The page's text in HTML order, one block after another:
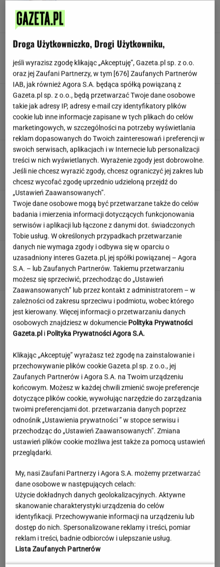
W USA szykują przepis, który może zmienić
Huczne świętowanie, a potem
perturbacje. Polacy zapamiętają ten wyjazd na
długo
SUBSKRYPCJA
Śmierć Marii Zięby w "Na Wspólnej" to
ponury żart. Scenarzysta popłynął
ZUZANNA KWASEK
Sensacyjne odkrycie w Gdańsku. Pod "Misiem"
czekał historyczny skarb
Angelina Jolie pod presją. Brad Pitt domaga
się ujawnienia dokumentów
Sprawdzili biżuterię. Normy bezpieczeństwa
przekroczono setki razy
Jerzy Zięba w Kancelarii Prezydenta.
"Fantastyczne spotkanie"
Droga Użytkowniczko, Drogi Użytkowniku,
jeśli wyrazisz zgodę klikając „Akceptuję”, Gazeta.pl sp. z o.o.
oraz jej Zaufani Partnerzy, w tym [676] Zaufanych Partnerów
IAB, jak również Agora S.A. będąca spółką powiązaną z
Gazeta.pl sp. z o.o., będą przetwarzać Twoje dane osobowe
takie jak adresy IP, adresy e-mail czy identyfikatory plików
cookie lub inne informacje zapisane w tych plikach do celów
marketingowych, w szczególności na potrzeby wyświetlania
reklam dopasowanych do Twoich zainteresowań i preferencji w
swoich serwisach, aplikacjach i w Internecie lub personalizacji
treści w nich wyświetlanych. Wyrażenie zgody jest dobrowolne.
Jeśli nie chcesz wyrazić zgody, chcesz ograniczyć jej zakres lub
chcesz wycofać zgodę uprzednio udzieloną przejdź do
„Ustawień Zaawansowanych”.
Twoje dane osobowe mogą być przetwarzane także do celów
badania i mierzenia informacji dotyczących funkcjonowania
serwisów i aplikacji lub łączone z danymi dot. świadczonych
Tobie usług. W określonych przypadkach przetwarzanie
danych nie wymaga zgody i odbywa się w oparciu o
uzasadniony interes Gazeta.pl, jej spółki powiązanej – Agora
S.A. – lub Zaufanych Partnerów. Takiemu przetwarzaniu
możesz się sprzeciwić, przechodząc do „Ustawień
Zaawansowanych” lub przez kontakt z administratorem – w
zależności od zakresu sprzeciwu i podmiotu, wobec którego
jest kierowany. Więcej informacji o przetwarzaniu danych
osobowych znajdziesz w dokumencie Polityka Prywatności
Gazeta.pl i Polityka Prywatności Agora S.A.
Klikając „Akceptuję” wyrażasz też zgodę na zainstalowanie i
przechowywanie plików cookie Gazeta.pl sp. z o.o., jej
Zaufanych Partnerów i Agora S.A. na Twoim urządzeniu
końcowym. Możesz w każdej chwili zmienić swoje preferencje
dotyczące plików cookie, wywołując narzędzie do zarządzania
twoimi preferencjami dot. przetwarzania danych poprzez
odnośnik „Ustawienia prywatności ” w stopce serwisu i
przechodząc do „Ustawień Zaawansowanych”. Zmiana
ustawień plików cookie możliwa jest także za pomocą ustawień
przeglądarki.
My, nasi Zaufani Partnerzy i Agora S.A. możemy przetwarzać
dane osobowe w następujących celach:
Użycie dokładnych danych geolokalizacyjnych. Aktywne
skanowanie charakterystyki urządzenia do celów
identyfikacji. Przechowywanie informacji na urządzeniu lub
dostęp do nich. Spersonalizowane reklamy i treści, pomiar
reklam i treści, badnie odbiorców i ulepszanie usług.
Lista Zaufanych Partnerów